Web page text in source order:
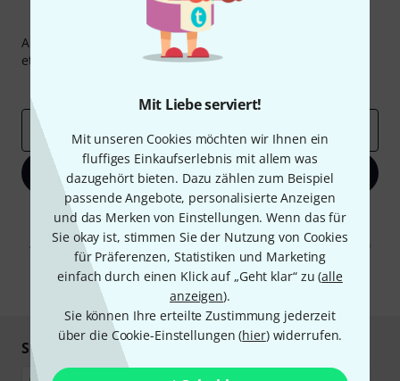
Mit Liebe serviert!
Mit unseren Cookies möchten wir Ihnen ein
fluffiges Einkaufserlebnis mit allem was
dazugehört bieten. Dazu zählen zum Beispiel
passende Angebote, personalisierte Anzeigen
und das Merken von Einstellungen. Wenn das für
Sie okay ist, stimmen Sie der Nutzung von Cookies
für Präferenzen, Statistiken und Marketing
einfach durch einen Klick auf „Geht klar“ zu (alle
anzeigen).
Sie können Ihre erteilte Zustimmung jederzeit
über die Cookie-Einstellungen (hier) widerrufen.
Thomann Newsletter
Abonniere den Thomann Newsletter und gewinne mit
etwas Glück einen von50 Gutscheinen
E-Mail-Adresse
Jetzt anmelden
Mit Klick auf „Jetzt anmelden“ stimmen Sie dem Erhalt von E-Mail-
Werbung und einer Messung des E-Mail-Nutzungsverhaltens zu. Die
Abmeldung ist jederzeit möglich. Weitere Informationen finden Sie in
unserenDatenschutzhinweisen.
Sicher einkaufen & bezahlen